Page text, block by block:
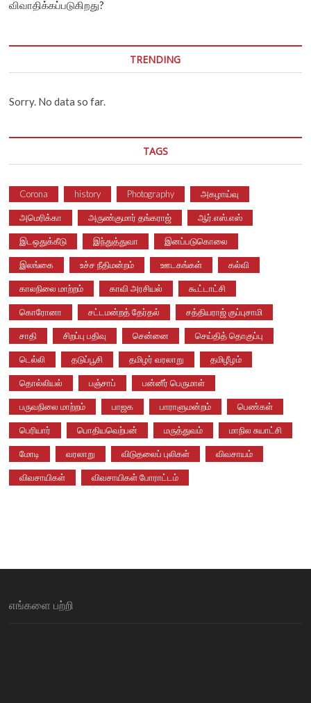
விவாதிக்கப்படுகிறது?
TRENDING
Sorry. No data so far.
TAGS
Corona history Photography அகழாய்வு
அமெரிக்கா அருண்குமார் தங்கராஜ் ஆர்.எஸ்.எஸ்
இடஒதுக்கீடு இந்துத்துவா இனப்படுகொலை
இலங்கை உச்ச நீதிமன்றம் ஊடகங்கள் கல்வி
காலநிலை மாற்றம் காவி அரசியல் கூட்டாட்சி
கொரோனா சட்டமன்றத் தேர்தல் சத்தியராஜ் குப்புசாமி
சாதி சிறப்பு பதிவு சென்னை செய்தித் தொகுப்பு
டெல்லி தடுப்பூசி தமிழர் வரலாறு தமிழீழம்
தொல்லியல் பஞ்சாப் பன்னீர் பெருமாள்
பருவநிலை மாற்றம் பாஜக பாராளுமன்றம் பெண்கள்
பெரியார் பொதியவெற்பன் மருத்துவம் மாநில சுயாட்சி
மோடி வரலாறு விடுதலைப் புலிகள் விவசாயம்
விவசாயிகள் விவசாயிகள் போராட்டம்
எங்களை பற்றி